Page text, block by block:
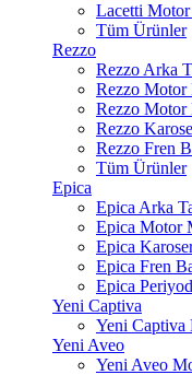
Lacetti Motor
Tüm Ürünler
Rezzo
Rezzo Arka
Rezzo Motor
Rezzo Motor
Rezzo
Rezzo Fren
Tüm Ürünler
Epica
Epica Arka
Epica Motor
Epica
Epica Fren
Epica
Yeni Captiva
Yeni Captiva
Yeni Aveo
Yeni Aveo